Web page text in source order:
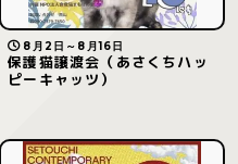
8月2日～8月16日
保護猫譲渡会（あさくちハッ
ピーキャッツ）